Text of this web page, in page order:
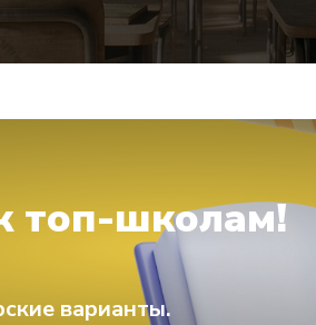
топ-школам!
варианты.